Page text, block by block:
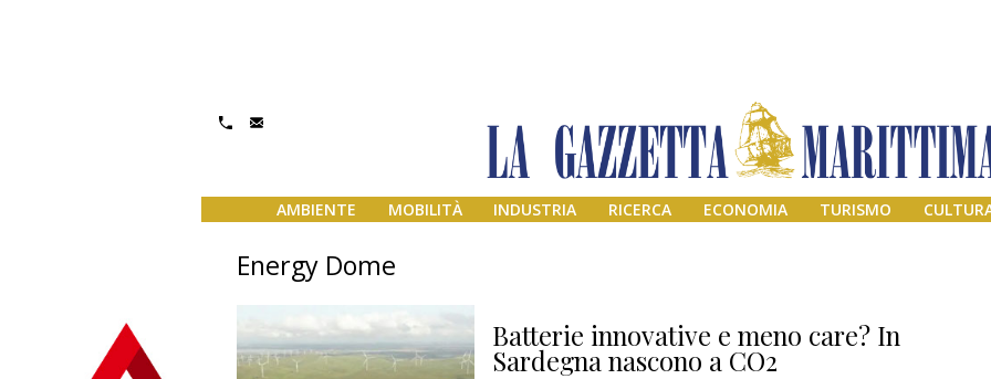
AMBIENTE MOBILITÀ INDUSTRIA RICERCA ECONOMIA TURISMO
Energy Dome
Batterie innovative e meno care? In
Sardegna nascono a CO2